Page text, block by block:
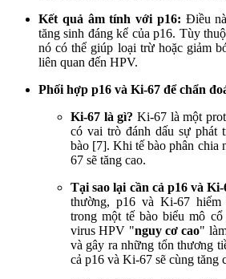
Kết quả âm tính với p16: Điều
tăng sinh đáng kể của p16. Tùy
nó có thể giúp loại trừ hoặc giảm
liên quan đến HPV.
Phối hợp p16 và Ki-67 để chẩn
Ki-67 là gì? Ki-67 là một
có vai trò đánh dấu sự phát
bào [7]. Khi tế bào phân chia
67 sẽ tăng cao.
Tại sao lại cần cả p16 và Ki-
thường, p16 và Ki-67
trong một tế bào biểu mô
virus HPV "nguy cơ cao"
và gây ra những tổn thương
cả p16 và Ki-67 sẽ cùng tăng